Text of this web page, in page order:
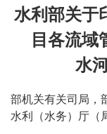
水利部关于
目各流域
水
部机关有关司局，
水利（水务）厅（